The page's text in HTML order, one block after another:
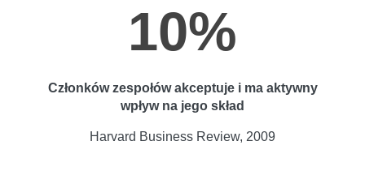
10%
Członków zespołów akceptuje i ma aktywny
wpływ na jego skład
Harvard Business Review, 2009